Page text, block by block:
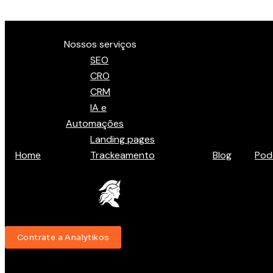
Home
Nossos serviços
SEO
CRO
CRM
IA e
Automações
Landing pages
Trackeamento
Blog
Contrate a Analytikos